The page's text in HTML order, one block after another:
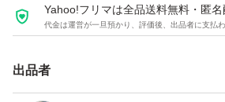
Yahoo!フリマは全品送料無料・匿名
代金は運営が一旦預かり、評価後、出品者に支払
出品者